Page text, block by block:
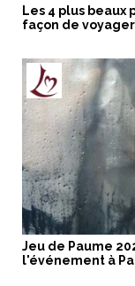
Les 4 plus beaux
façon de
Jeu de Paume
l'événement à